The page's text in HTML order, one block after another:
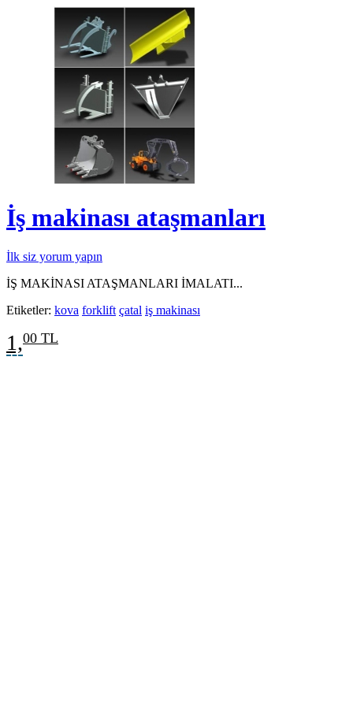
İş makinası ataşmanları
İlk siz yorum yapın
İŞ MAKİNASI ATAŞMANLARI İMALATI...
Etiketler: kova forklift çatal iş makinası
1,00 TL